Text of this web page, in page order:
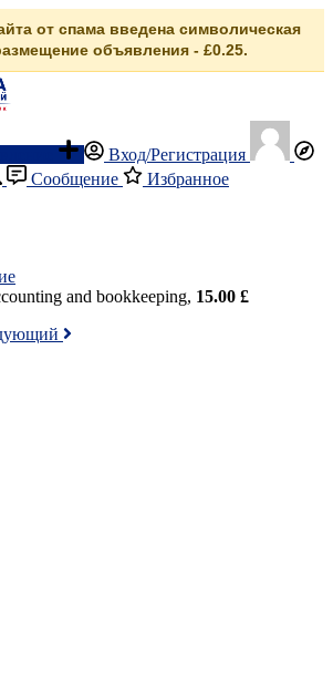
от спама введена символическая
объявления - £0.25.
Вход/Регистрация
Сообщение Избранное
and bookkeeping, 15.00 £